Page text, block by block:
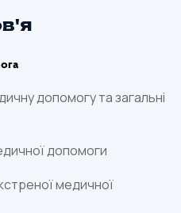
допомогу та загальні
допомоги
медичної